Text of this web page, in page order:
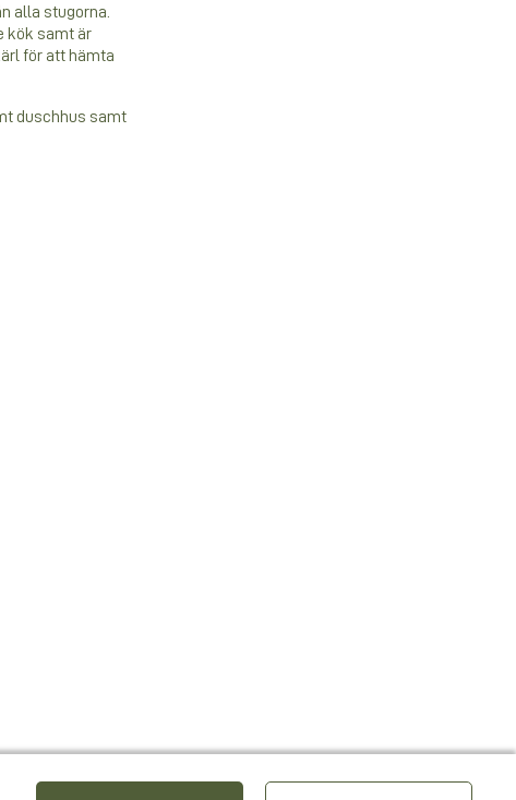
alla stugorna.
kök samt är
för att hämta
duschhus samt